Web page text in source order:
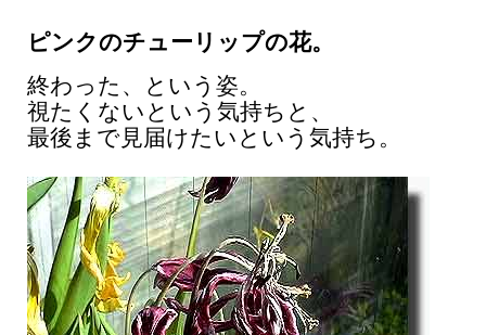
ピンクのチューリップの花。
終わった、という姿。
視たくないという気持ちと、
最後まで見届けたいという気持ち。